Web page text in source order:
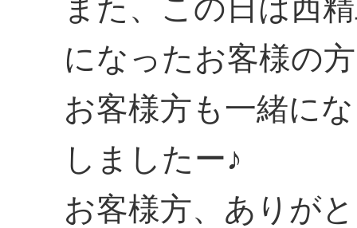
また、この日は西
になったお客様の
お客様方も一緒に
しましたー♪
お客様方、ありが